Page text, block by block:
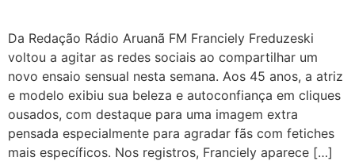
Da Redação Rádio Aruanã FM Franciely Freduzeski
voltou a agitar as redes sociais ao compartilhar um
novo ensaio sensual nesta semana. Aos 45 anos, a atriz
e modelo exibiu sua beleza e autoconfiança em cliques
ousados, com destaque para uma imagem extra
pensada especialmente para agradar fãs com fetiches
mais específicos. Nos registros, Franciely aparece […]